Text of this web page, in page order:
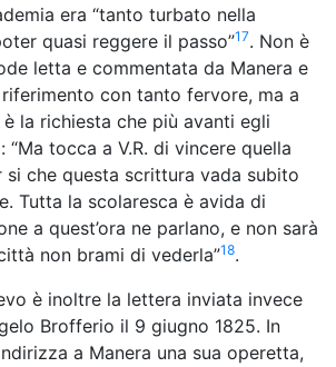
era “tanto turbato nella
quasi reggere il passo”17. Non è
letta e commentata da Manera e
con tanto fervore, ma a
la richiesta che più avanti egli
“Ma tocca a V.R. di vincere quella
che questa scrittura vada subito
Tutta la scolaresca è avida di
a quest’ora ne parlano, e non sarà
non brami di vederla”18.
è inoltre la lettera inviata invece
Brofferio il 9 giugno 1825. In
a Manera una sua operetta,